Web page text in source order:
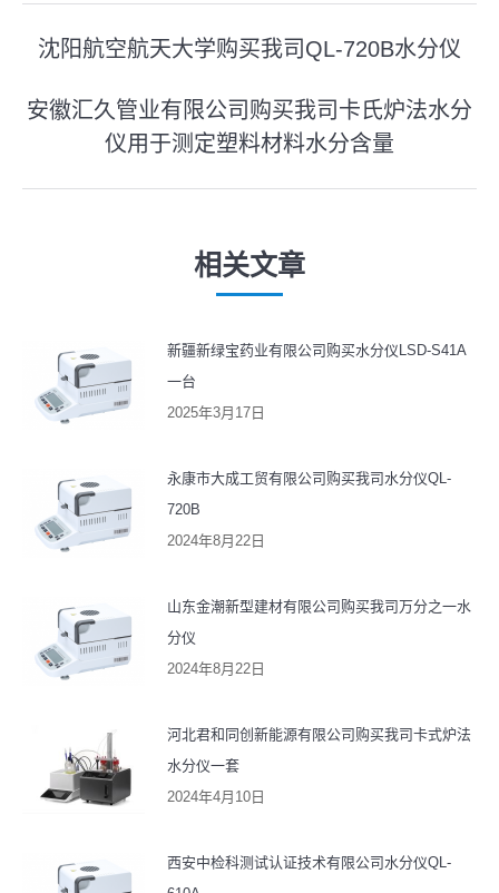
导
上
一
篇
文
章：
沈阳航空航天大学购买我司QL-720B水分仪
下
章：
安徽汇久管业有限公司购买我司卡氏炉法水分
仪用于测定塑料材料水分含量
相关文章
新疆新绿宝药业有限公司购买水分仪LSD-S41A
一台
2025年3月17日
永康市大成工贸有限公司购买我司水分仪QL-
720B
2024年8月22日
山东金潮新型建材有限公司购买我司万分之一水
分仪
2024年8月22日
河北君和同创新能源有限公司购买我司卡式炉法
水分仪一套
2024年4月10日
西安中检科测试认证技术有限公司水分仪QL-